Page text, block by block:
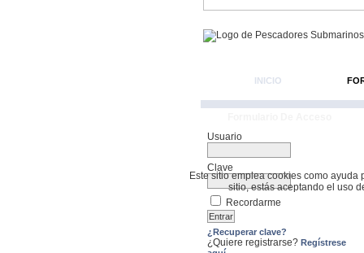
Este sitio emplea cookies como ayuda
sitio, estás aceptando el uso
INICIO
Usuario
Clave
Recordarme
¿Recuperar clave?
¿Quiere registrarse? Regístrese